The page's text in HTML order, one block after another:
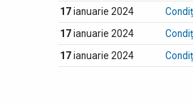
17ianuarie 2024
17ianuarie 2024
17ianuarie 2024